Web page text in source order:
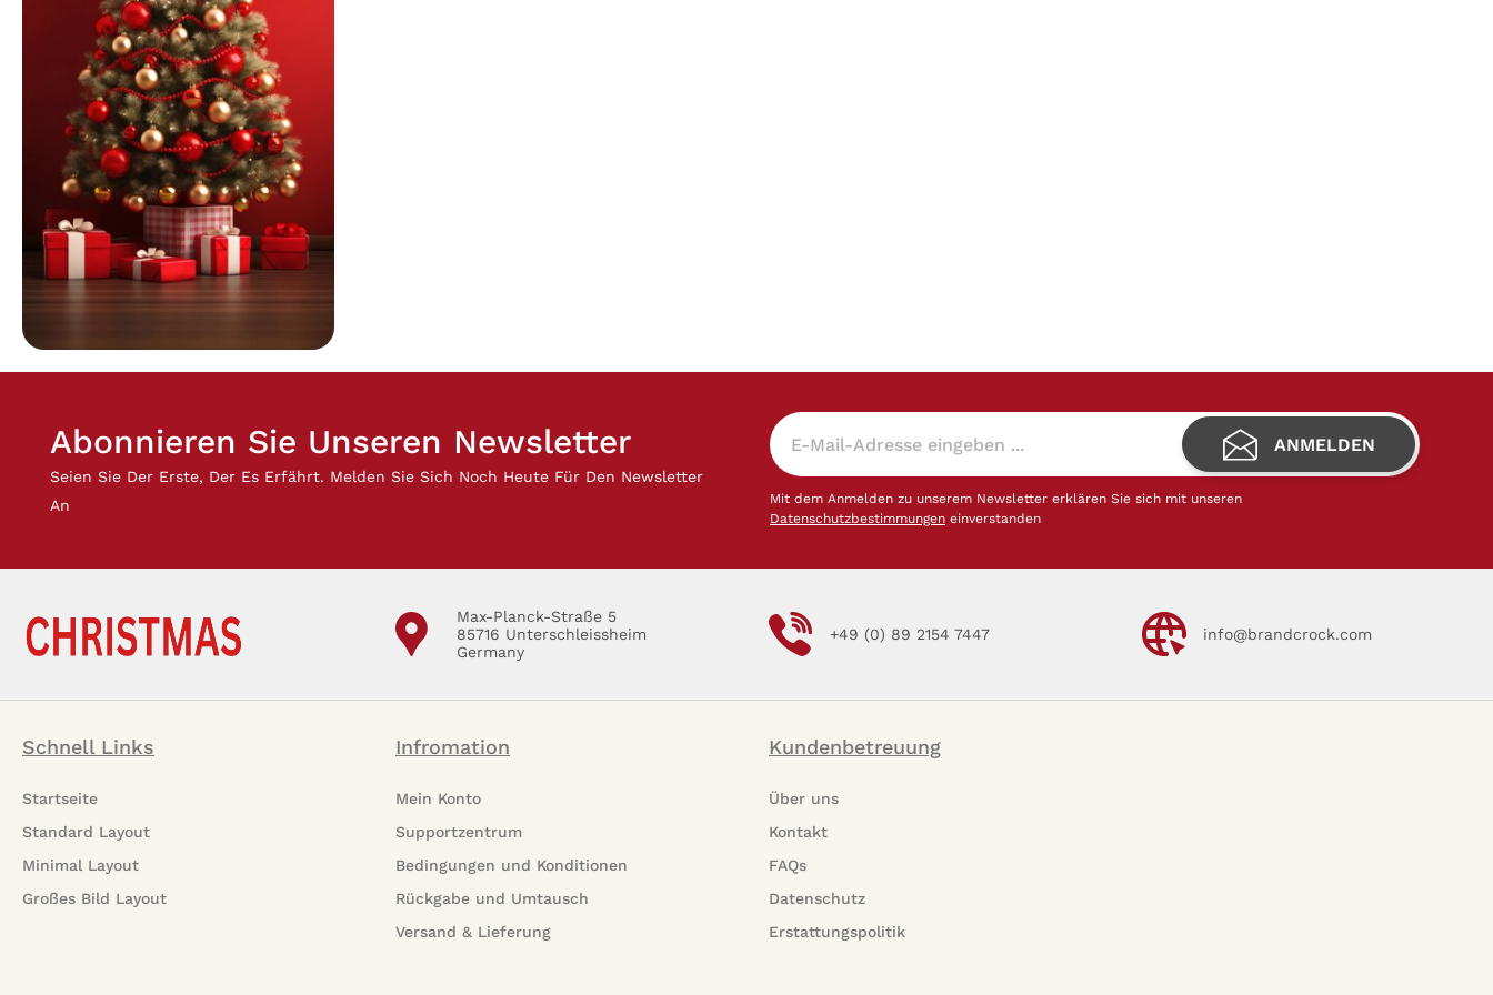
Abonnieren Sie Unseren Newsletter
Seien Sie Der Erste, Der Es Erfährt. Melden Sie Sich Noch Heute Für Den Newsletter
An
ANMELDEN
Mit dem Anmelden zu unserem Newsletter erklären Sie sich mit unseren
Datenschutzbestimmungen einverstanden
Max-Planck-Straße 5
85716 Unterschleissheim
Germany
+49 (0) 89 2154 7447 info@brandcrock.com
Schnell Links
Startseite
Standard Layout
Minimal Layout
Großes Bild Layout
Infromation
Mein Konto
Supportzentrum
Bedingungen und Konditionen
Rückgabe und Umtausch
Versand & Lieferung
Kundenbetreuung
Über uns
Kontakt
FAQs
Datenschutz
Erstattungspolitik